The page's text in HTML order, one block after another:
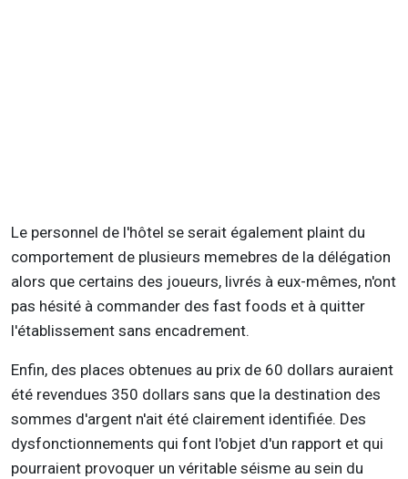
Le personnel de l'hôtel se serait également plaint du
comportement de plusieurs memebres de la délégation
alors que certains des joueurs, livrés à eux-mêmes, n'ont
pas hésité à commander des fast foods et à quitter
l'établissement sans encadrement.
Enfin, des places obtenues au prix de 60 dollars auraient
été revendues 350 dollars sans que la destination des
sommes d'argent n'ait été clairement identifiée. Des
dysfonctionnements qui font l'objet d'un rapport et qui
pourraient provoquer un véritable séisme au sein du